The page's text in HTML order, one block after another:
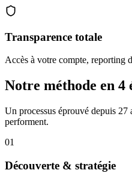
Transparence totale
Accès à votre compte, reporting
Notre méthode en 4
Un processus éprouvé depuis
performent.
01
Découverte & stratégie